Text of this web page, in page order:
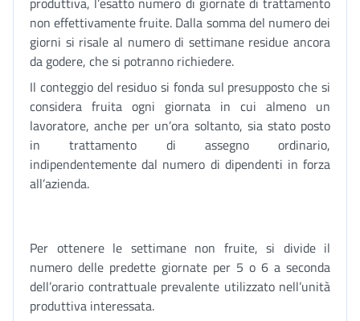
non effettivamente fruite. Dalla somma del numero dei
giorni si risale al numero di settimane residue ancora
da godere, che si potranno richiedere.
Il conteggio del residuo si fonda sul presupposto che si
considera fruita ogni giornata in cui almeno un
lavoratore, anche per un’ora soltanto, sia stato posto
in trattamento di assegno ordinario,
indipendentemente dal numero di dipendenti in forza
all’azienda.
Per ottenere le settimane non fruite, si divide il
numero delle predette giornate per 5 o 6 a seconda
dell’orario contrattuale prevalente utilizzato nell’unità
produttiva interessata.